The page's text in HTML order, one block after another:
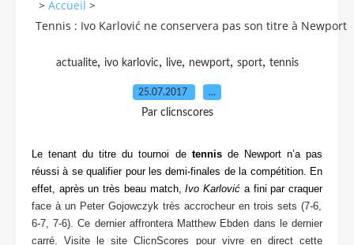
> Accueil >
Tennis : Ivo Karlović ne conservera pas son titre à Newport
actualite, ivo karlovic, live, newport, sport, tennis
25.07.2017 …
Par clicnscores
Le tenant du titre du tournoi de tennisde Newport n’a pas
réussi à se qualifier pour les demi-finales de la compétition. En
effet, après un très beau match,Ivo Karlović a fini par craquer
face à un Peter Gojowczyk très accrocheur en trois sets (7-6,
6-7, 7-6). Ce dernier affrontera Matthew Ebden dans le dernier
carré. Visite le site ClicnScores pour vivre en direct cette